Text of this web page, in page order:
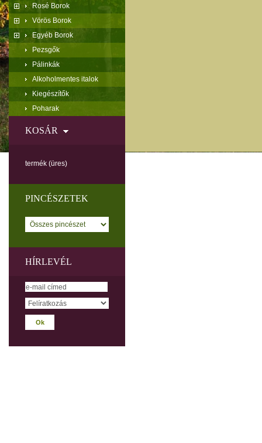
Rosé Borok
Vörös Borok
Egyéb Borok
Pezsgők
Pálinkák
Alkoholmentes italok
Kiegészítők
Poharak
KOSÁR
termék (üres)
PINCÉSZETEK
HÍRLEVÉL